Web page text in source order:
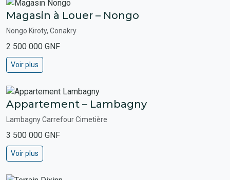
Magasin à Louer – Nongo
Nongo Kiroty, Conakry
2 500 000 GNF
Voir plus
Appartement – Lambagny
Lambagny Carrefour Cimetière
3 500 000 GNF
Voir plus